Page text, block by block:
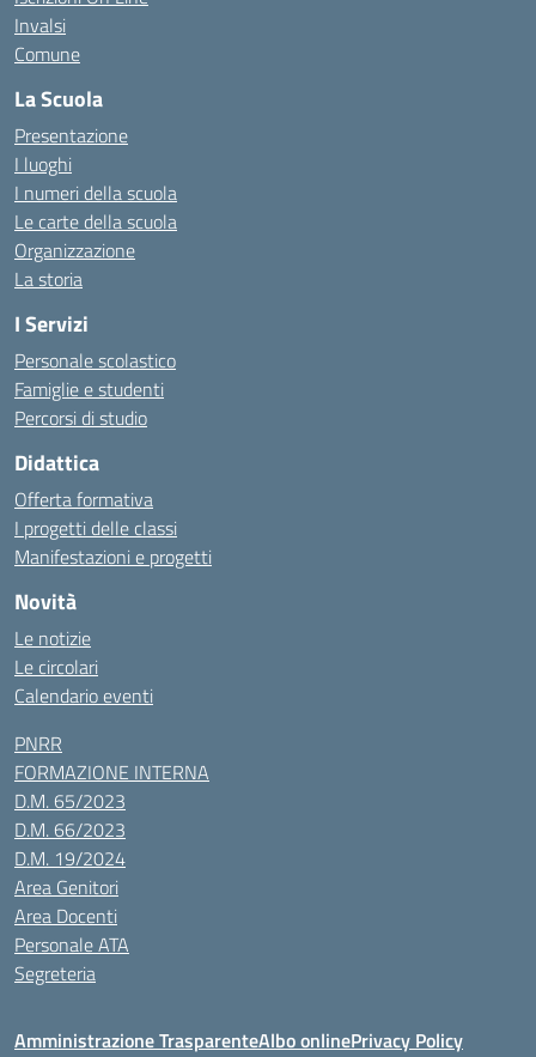
Invalsi
Comune
La Scuola
Presentazione
I luoghi
I numeri della scuola
Le carte della scuola
Organizzazione
La storia
I Servizi
Personale scolastico
Famiglie e studenti
Percorsi di studio
Didattica
Offerta formativa
I progetti delle classi
Manifestazioni e progetti
Novità
Le notizie
Le circolari
Calendario eventi
PNRR
FORMAZIONE INTERNA
D.M. 65/2023
D.M. 66/2023
D.M. 19/2024
Area Genitori
Area Docenti
Personale ATA
Segreteria
Amministrazione TrasparenteAlbo onlinePrivacy Policy